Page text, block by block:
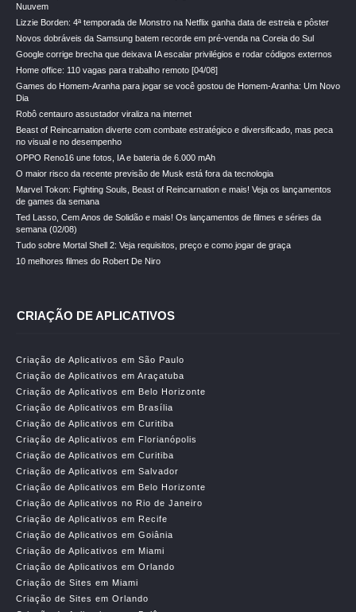
Nuuvem
Lizzie Borden: 4ª temporada de Monstro na Netflix ganha data de estreia e pôster
Novos dobráveis da Samsung batem recorde em pré-venda na Coreia do Sul
Google corrige brecha que deixava IA escalar privilégios e rodar códigos externos
Home office: 110 vagas para trabalho remoto [04/08]
Games do Homem-Aranha para jogar se você gostou de Homem-Aranha: Um Novo
Dia
Robô centauro assustador viraliza na internet
Beast of Reincarnation diverte com combate estratégico e diversificado, mas peca
no visual e no desempenho
OPPO Reno16 une fotos, IA e bateria de 6.000 mAh
O maior risco da recente previsão de Musk está fora da tecnologia
Marvel Tokon: Fighting Souls, Beast of Reincarnation e mais! Veja os lançamentos
de games da semana
Ted Lasso, Cem Anos de Solidão e mais! Os lançamentos de filmes e séries da
semana (02/08)
Tudo sobre Mortal Shell 2: Veja requisitos, preço e como jogar de graça
10 melhores filmes do Robert De Niro
CRIAÇÃO DE APLICATIVOS
Criação de Aplicativos em São Paulo
Criação de Aplicativos em Araçatuba
Criação de Aplicativos em Belo Horizonte
Criação de Aplicativos em Brasília
Criação de Aplicativos em Curitiba
Criação de Aplicativos em Florianópolis
Criação de Aplicativos em Curitiba
Criação de Aplicativos em Salvador
Criação de Aplicativos em Belo Horizonte
Criação de Aplicativos no Rio de Janeiro
Criação de Aplicativos em Recife
Criação de Aplicativos em Goiânia
Criação de Aplicativos em Miami
Criação de Aplicativos em Orlando
Criação de Sites em Miami
Criação de Sites em Orlando